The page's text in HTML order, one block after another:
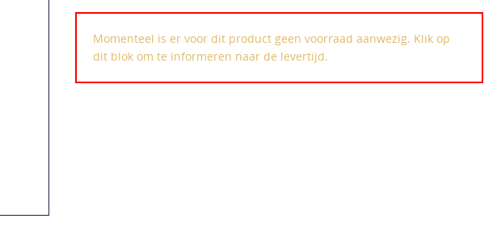
Momenteel is er voor dit product geen voorraad aanwezig. Klik op
dit blok om te informeren naar de levertijd.